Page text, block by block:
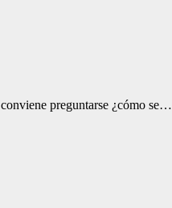
preguntarse ¿cómo se…